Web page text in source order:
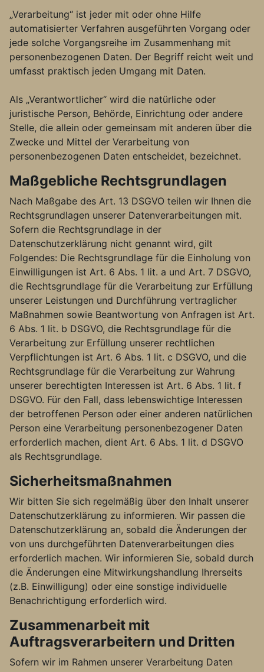
„Verarbeitung“ ist jeder mit oder ohne Hilfe
automatisierter Verfahren ausgeführten Vorgang oder
jede solche Vorgangsreihe im Zusammenhang mit
personenbezogenen Daten. Der Begriff reicht weit und
umfasst praktisch jeden Umgang mit Daten.
Als „Verantwortlicher“ wird die natürliche oder
juristische Person, Behörde, Einrichtung oder andere
Stelle, die allein oder gemeinsam mit anderen über die
Zwecke und Mittel der Verarbeitung von
personenbezogenen Daten entscheidet, bezeichnet.
Maßgebliche Rechtsgrundlagen
Nach Maßgabe des Art. 13 DSGVO teilen wir Ihnen die
Rechtsgrundlagen unserer Datenverarbeitungen mit.
Sofern die Rechtsgrundlage in der
Datenschutzerklärung nicht genannt wird, gilt
Folgendes: Die Rechtsgrundlage für die Einholung von
Einwilligungen ist Art. 6 Abs. 1 lit. a und Art. 7 DSGVO,
die Rechtsgrundlage für die Verarbeitung zur Erfüllung
unserer Leistungen und Durchführung vertraglicher
Maßnahmen sowie Beantwortung von Anfragen ist Art.
6 Abs. 1 lit. b DSGVO, die Rechtsgrundlage für die
Verarbeitung zur Erfüllung unserer rechtlichen
Verpflichtungen ist Art. 6 Abs. 1 lit. c DSGVO, und die
Rechtsgrundlage für die Verarbeitung zur Wahrung
unserer berechtigten Interessen ist Art. 6 Abs. 1 lit. f
DSGVO. Für den Fall, dass lebenswichtige Interessen
der betroffenen Person oder einer anderen natürlichen
Person eine Verarbeitung personenbezogener Daten
erforderlich machen, dient Art. 6 Abs. 1 lit. d DSGVO
als Rechtsgrundlage.
Sicherheitsmaßnahmen
Wir bitten Sie sich regelmäßig über den Inhalt unserer
Datenschutzerklärung zu informieren. Wir passen die
Datenschutzerklärung an, sobald die Änderungen der
von uns durchgeführten Datenverarbeitungen dies
erforderlich machen. Wir informieren Sie, sobald durch
die Änderungen eine Mitwirkungshandlung Ihrerseits
(z.B. Einwilligung) oder eine sonstige individuelle
Benachrichtigung erforderlich wird.
Zusammenarbeit mit
Auftragsverarbeitern und Dritten
Sofern wir im Rahmen unserer Verarbeitung Daten